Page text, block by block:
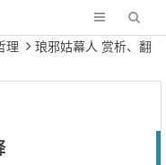
理
琅邪姑幕人 赏析、翻